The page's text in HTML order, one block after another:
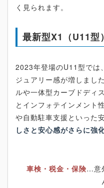
く見られます。
最新型X1（U11型
2023年登場のU11型では
ジュアリー感が増しまし
ルや一体型カーブドディ
とインフォテインメント
や自動駐車支援といった
しさと安心感がさらに強
車検・税金・保険…意